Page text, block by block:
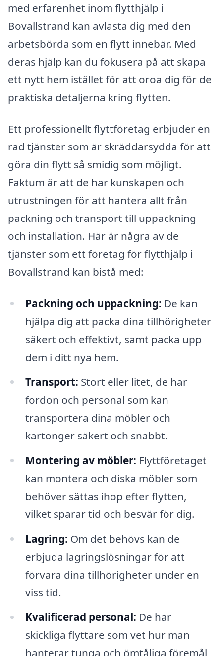
med erfarenhet inom flytthjälp i
Bovallstrand kan avlasta dig med den
arbetsbörda som en flytt innebär. Med
deras hjälp kan du fokusera på att skapa
ett nytt hem istället för att oroa dig för de
praktiska detaljerna kring flytten.
Ett professionellt flyttföretag erbjuder en
rad tjänster som är skräddarsydda för att
göra din flytt så smidig som möjligt.
Faktum är att de har kunskapen och
utrustningen för att hantera allt från
packning och transport till uppackning
och installation. Här är några av de
tjänster som ett företag för flytthjälp i
Bovallstrand kan bistå med:
Packning och uppackning: De kan
hjälpa dig att packa dina tillhörigheter
säkert och effektivt, samt packa upp
dem i ditt nya hem.
Transport: Stort eller litet, de har
fordon och personal som kan
transportera dina möbler och
kartonger säkert och snabbt.
Montering av möbler: Flyttföretaget
kan montera och diska möbler som
behöver sättas ihop efter flytten,
vilket sparar tid och besvär för dig.
Lagring: Om det behövs kan de
erbjuda lagringslösningar för att
förvara dina tillhörigheter under en
viss tid.
Kvalificerad personal: De har
skickliga flyttare som vet hur man
hanterar tunga och ömtåliga föremål